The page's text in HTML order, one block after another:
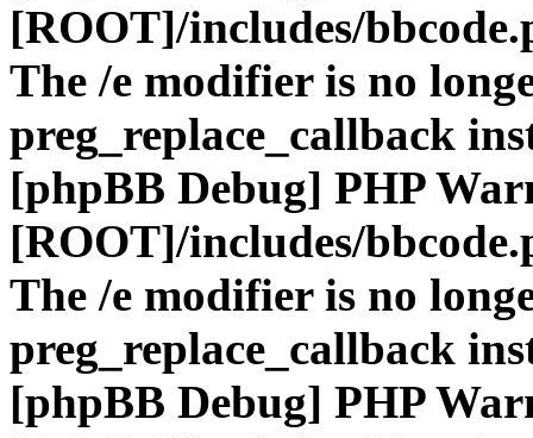
[ROOT]/includes/
The /e modifier is no
preg_replace_callback
[phpBB Debug] PHP
[ROOT]/includes/
The /e modifier is no
preg_replace_callback
[phpBB Debug] PHP